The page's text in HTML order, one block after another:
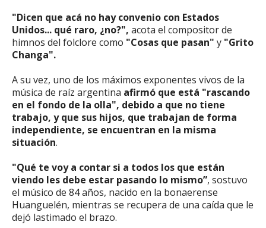
"Dicen que acá no hay convenio con Estados
Unidos... qué raro, ¿no?", acota el compositor de
himnos del folclore como "Cosas que pasan" y "Grito
Changa".
A su vez, uno de los máximos exponentes vivos de la
música de raíz argentina afirmó que está "rascando
en el fondo de la olla", debido a que no tiene
trabajo, y que sus hijos, que trabajan de forma
independiente, se encuentran en la misma
situación.
"Qué te voy a contar si a todos los que están
viendo les debe estar pasando lo mismo”, sostuvo
el músico de 84 años, nacido en la bonaerense
Huanguelén, mientras se recupera de una caída que le
dejó lastimado el brazo.